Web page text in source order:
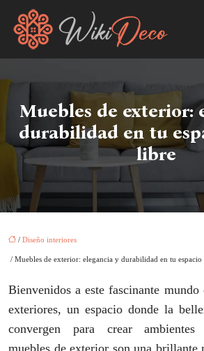
Muebles de exterior:
durabilidad en tu
libre
/ Diseño interiores
/ Muebles de exterior: elegancia y durabilidad en tu
Bienvenidos a este fascinante
exteriores, un espacio donde la
convergen para crear
muebles de exterior son una brillante